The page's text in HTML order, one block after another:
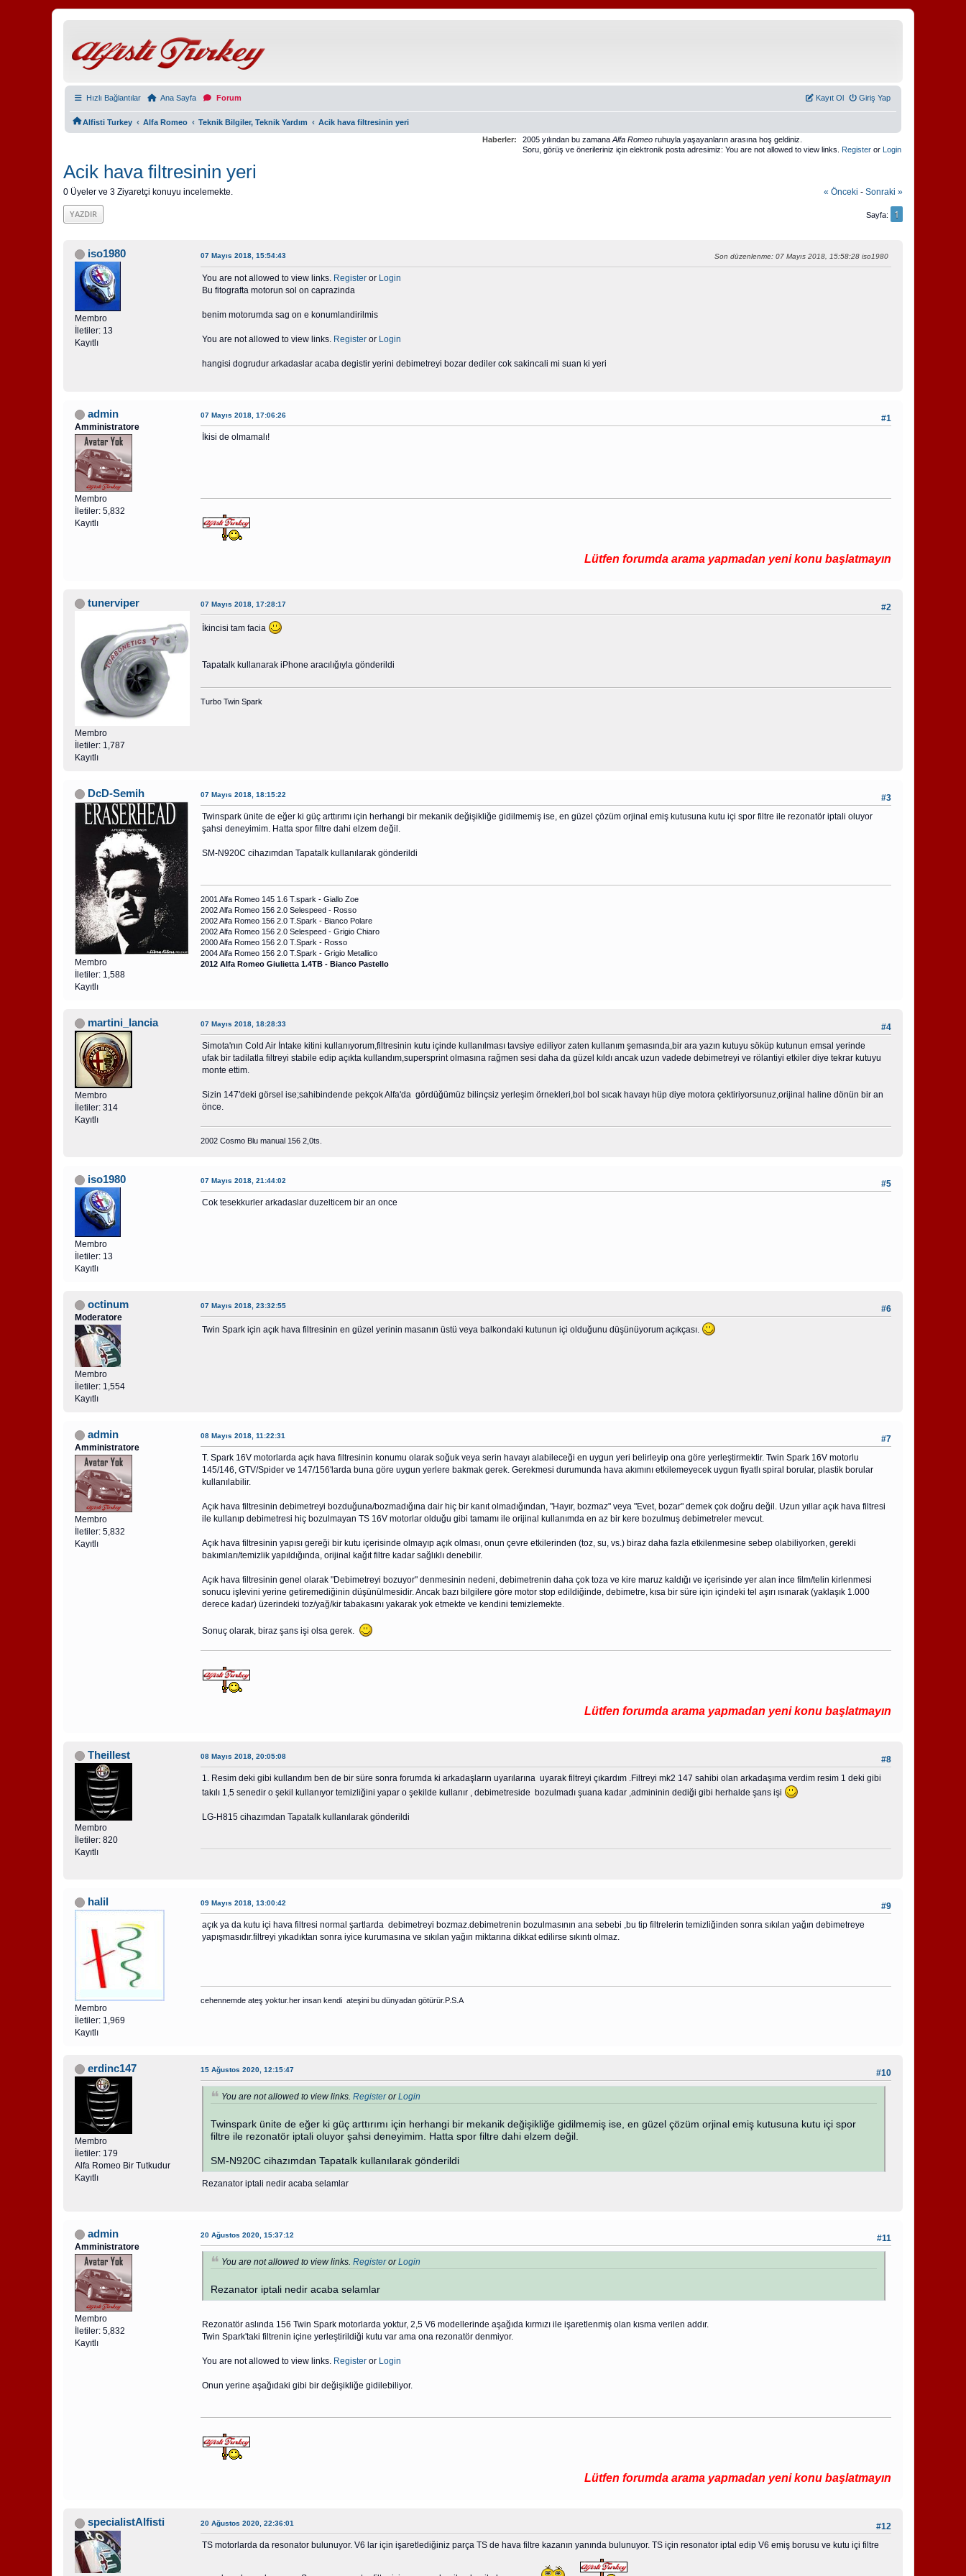
Hızlı Bağlantılar Ana Sayfa Forum Giriş Yap
Kayıt Ol
Alfisti Turkey ‹ Alfa Romeo ‹ Teknik Bilgiler, Teknik Yardım ‹ Acik hava filtresinin yeri
Haberler:
2005 yılından bu zamana Alfa Romeo ruhuyla yaşayanların arasına hoş geldiniz.
Soru, görüş ve önerileriniz için elektronik posta adresimiz: You are not allowed to view links. Register or Login
Acik hava filtresinin yeri
« Önceki - Sonraki »
0 Üyeler ve 3 Ziyaretçi konuyu incelemekte.
YAZDIR Sayfa 1
iso1980
Membro
İletiler: 13
Kayıtlı
07 Mayıs 2018, 15:54:43 Son düzenlenme: 07 Mayıs 2018, 15:58:28 iso1980
You are not allowed to view links. Register or Login
Bu fitografta motorun sol on caprazinda
benim motorumda sag on e konumlandirilmis
You are not allowed to view links. Register or Login
hangisi dogrudur arkadaslar acaba degistir yerini debimetreyi bozar dediler cok sakincali mi suan ki yeri
admin
Amministratore
Membro
İletiler: 5,832
Kayıtlı
#1
07 Mayıs 2018, 17:06:26
İkisi de olmamalı!
Lütfen forumda arama yapmadan yeni konu başlatmayın.
tunerviper
Membro
İletiler: 1,787
Kayıtlı
#2
07 Mayıs 2018, 17:28:17
İkincisi tam facia
Tapatalk kullanarak iPhone aracılığıyla gönderildi
Turbo Twin Spark
DcD-Semih
Membro
İletiler: 1,588
Kayıtlı
#3
07 Mayıs 2018, 18:15:22
Twinspark ünite de eğer ki güç arttırımı için herhangi bir mekanik değişikliğe gidilmemiş ise, en güzel çözüm orjinal emiş kutusuna kutu içi spor filtre ile rezonatör iptali oluyor
şahsi deneyimim. Hatta spor filtre dahi elzem değil.
SM-N920C cihazımdan Tapatalk kullanılarak gönderildi
2001 Alfa Romeo 145 1.6 T.spark - Giallo Zoe
2002 Alfa Romeo 156 2.0 Selespeed - Rosso
2002 Alfa Romeo 156 2.0 T.Spark - Bianco Polare
2002 Alfa Romeo 156 2.0 Selespeed - Grigio Chiaro
2000 Alfa Romeo 156 2.0 T.Spark - Rosso
2004 Alfa Romeo 156 2.0 T.Spark - Grigio Metallico
2012 Alfa Romeo Giulietta 1.4TB - Bianco Pastello
martini_lancia
Membro
İletiler: 314
Kayıtlı
#4
07 Mayıs 2018, 18:28:33
Simota'nın Cold Air İntake kitini kullanıyorum,filtresinin kutu içinde kullanılması tavsiye ediliyor zaten kullanım şemasında,bir ara yazın kutuyu söküp kutunun emsal yerinde
ufak bir tadilatla filtreyi stabile edip açıkta kullandım,supersprint olmasına rağmen sesi daha da güzel kıldı ancak uzun vadede debimetreyi ve rölantiyi etkiler diye tekrar kutuyu
monte ettim.
Sizin 147'deki görsel ise;sahibindende pekçok Alfa'da gördüğümüz bilinçsiz yerleşim örnekleri,bol bol sıcak havayı hüp diye motora çektiriyorsunuz,orijinal haline dönün bir an
önce.
2002 Cosmo Blu manual 156 2,0ts.
iso1980
Membro
İletiler: 13
Kayıtlı
#5
07 Mayıs 2018, 21:44:02
Cok tesekkurler arkadaslar duzelticem bir an once
octinum
Moderatore
Membro
İletiler: 1,554
Kayıtlı
#6
07 Mayıs 2018, 23:32:55
Twin Spark için açık hava filtresinin en güzel yerinin masanın üstü veya balkondaki kutunun içi olduğunu düşünüyorum açıkçası.
admin
Amministratore
Membro
İletiler: 5,832
Kayıtlı
#7
08 Mayıs 2018, 11:22:31
T. Spark 16V motorlarda açık hava filtresinin konumu olarak soğuk veya serin havayı alabileceği en uygun yeri belirleyip ona göre yerleştirmektir. Twin Spark 16V motorlu
145/146, GTV/Spider ve 147/156'larda buna göre uygun yerlere bakmak gerek. Gerekmesi durumunda hava akımını etkilemeyecek uygun fiyatlı spiral borular, plastik borular
kullanılabilir.
Açık hava filtresinin debimetreyi bozduğuna/bozmadığına dair hiç bir kanıt olmadığından, "Hayır, bozmaz" veya "Evet, bozar" demek çok doğru değil. Uzun yıllar açık hava filtresi
ile kullanıp debimetresi hiç bozulmayan TS 16V motorlar olduğu gibi tamamı ile orijinal kullanımda en az bir kere bozulmuş debimetreler mevcut.
Açık hava filtresinin yapısı gereği bir kutu içerisinde olmayıp açık olması, onun çevre etkilerinden (toz, su, vs.) biraz daha fazla etkilenmesine sebep olabiliyorken, gerekli
bakımları/temizlik yapıldığında, orijinal kağıt filtre kadar sağlıklı denebilir.
Açık hava filtresinin genel olarak "Debimetreyi bozuyor" denmesinin nedeni, debimetrenin daha çok toza ve kire maruz kaldığı ve içerisinde yer alan ince film/telin kirlenmesi
sonucu işlevini yerine getiremediğinin düşünülmesidir. Ancak bazı bilgilere göre motor stop edildiğinde, debimetre, kısa bir süre için içindeki tel aşırı ısınarak (yaklaşık 1.000
derece kadar) üzerindeki toz/yağ/kir tabakasını yakarak yok etmekte ve kendini temizlemekte.
Sonuç olarak, biraz şans işi olsa gerek.
Lütfen forumda arama yapmadan yeni konu başlatmayın.
Theillest
Membro
İletiler: 820
Kayıtlı
#8
08 Mayıs 2018, 20:05:08
1. Resim deki gibi kullandım ben de bir süre sonra forumda ki arkadaşların uyarılarına uyarak filtreyi çıkardım .Filtreyi mk2 147 sahibi olan arkadaşıma verdim resim 1 deki gibi
takılı 1,5 senedir o şekil kullanıyor temizliğini yapar o şekilde kullanır , debimetreside bozulmadı şuana kadar ,admininin dediği gibi herhalde şans işi
LG-H815 cihazımdan Tapatalk kullanılarak gönderildi
halil
Membro
İletiler: 1,969
Kayıtlı
#9
09 Mayıs 2018, 13:00:42
açık ya da kutu içi hava filtresi normal şartlarda debimetreyi bozmaz.debimetrenin bozulmasının ana sebebi ,bu tip filtrelerin temizliğinden sonra sıkılan yağın debimetreye
yapışmasıdır.filtreyi yıkadıktan sonra iyice kurumasına ve sıkılan yağın miktarına dikkat edilirse sıkıntı olmaz.
cehennemde ateş yoktur.her insan kendi ateşini bu dünyadan götürür.P.S.A
erdinc147
Membro
İletiler: 179
Alfa Romeo Bir Tutkudur
Kayıtlı
#10
15 Ağustos 2020, 12:15:47
You are not allowed to view links. RegisterorLogin
Twinspark ünite de eğer ki güç arttırımı için herhangi bir mekanik değişikliğe gidilmemiş ise, en güzel çözüm orjinal emiş kutusuna kutu içi spor
filtre ile rezonatör iptali oluyor şahsi deneyimim. Hatta spor filtre dahi elzem değil.
SM-N920C cihazımdan Tapatalk kullanılarak gönderildi
Rezanator iptali nedir acaba selamlar
admin
Amministratore
Membro
İletiler: 5,832
Kayıtlı
#11
20 Ağustos 2020, 15:37:12
You are not allowed to view links. RegisterorLogin
Rezanator iptali nedir acaba selamlar
Rezonatör aslında 156 Twin Spark motorlarda yoktur, 2,5 V6 modellerinde aşağıda kırmızı ile işaretlenmiş olan kısma verilen addır.
Twin Spark'taki filtrenin içine yerleştirildiği kutu var ama ona rezonatör denmiyor.
You are not allowed to view links. Register or Login
Onun yerine aşağıdaki gibi bir değişikliğe gidilebiliyor.
Lütfen forumda arama yapmadan yeni konu başlatmayın.
specialistAlfisti #12
20 Ağustos 2020, 22:36:01
TS motorlarda da resonator bulunuyor. V6 lar için işaretlediğiniz parça TS de hava filtre kazanın yanında bulunuyor. TS için resonator iptal edip V6 emiş borusu ve kutu içi filtre